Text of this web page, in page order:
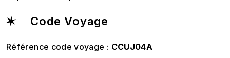
Code Voyage
Référence code voyage : CCUJ04A